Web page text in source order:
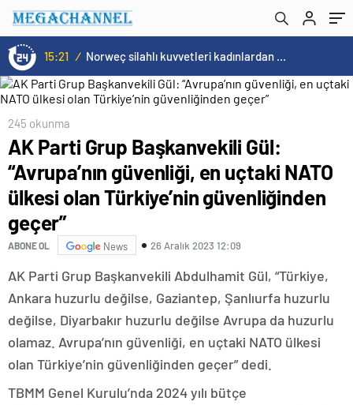
15:20 / Cristiano Ronaldo’nun akıllara zarar tüm kariyerinin istatistiğini çıkardık !
Türkiye’nin güvenliğinden geçer”
245 okunma
AK Parti Grup Başkanvekili Gül:
“Avrupa’nın güvenliği, en uçtaki NATO
ülkesi olan Türkiye’nin güvenliğinden
geçer”
ABONE OL News 26 Aralık 2023 12:09
AK Parti Grup Başkanvekili Abdulhamit Gül, “Türkiye,
Ankara huzurlu değilse, Gaziantep, Şanlıurfa huzurlu
değilse, Diyarbakır huzurlu değilse Avrupa da huzurlu
olamaz. Avrupa’nın güvenliği, en uçtaki NATO ülkesi
olan Türkiye’nin güvenliğinden geçer” dedi.
TBMM Genel Kurulu’nda 2024 yılı bütçe